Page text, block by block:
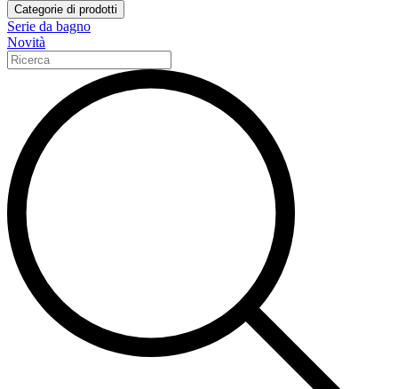
Categorie di prodotti
Serie da bagno
Novità